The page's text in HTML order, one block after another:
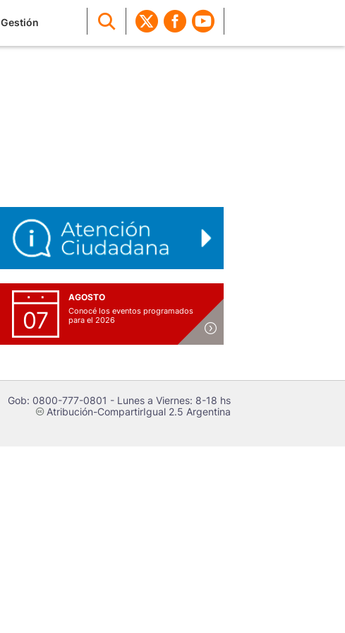
Gestión
07
AGOSTO
Conocé los eventos programados
para el 2026
Gob: 0800-777-0801 - Lunes a Viernes: 8-18 hs
cAtribución-CompartirIgual 2.5 Argentina